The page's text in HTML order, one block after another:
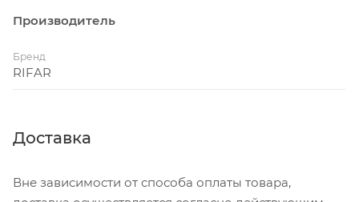
Производитель
Бренд
RIFAR
Доставка
Вне зависимости от способа оплаты товара,